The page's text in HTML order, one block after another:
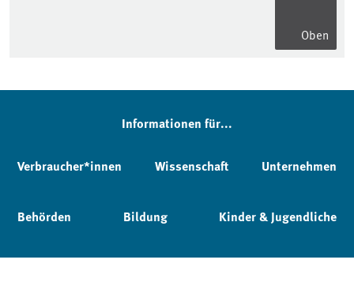
Oben
Informationen für...
Verbraucher*innen Wissenschaft Unternehmen
Behörden Bildung Kinder & Jugendliche